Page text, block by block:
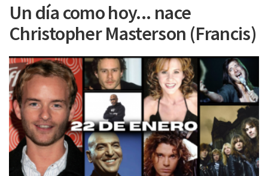
Un día como hoy... nace
Christopher Masterson (Francis)